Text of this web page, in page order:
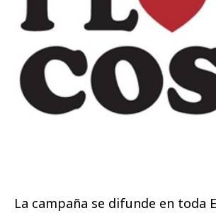
La campaña se difunde en toda